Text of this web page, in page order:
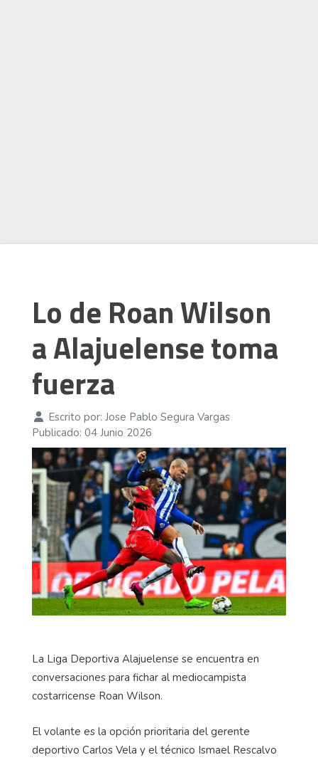
Lo de Roan Wilson
a Alajuelense toma
fuerza
Escrito por: Jose Pablo Segura Vargas
Publicado: 04 Junio 2026
La Liga Deportiva Alajuelense se encuentra en
conversaciones para fichar al mediocampista
costarricense Roan Wilson.
El volante es la opción prioritaria del gerente
deportivo Carlos Vela y el técnico Ismael Rescalvo